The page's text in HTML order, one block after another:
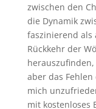
zwischen den
die Dynamik
faszinierend als
Rückkehr der
aber das
mich
mit kostenloses